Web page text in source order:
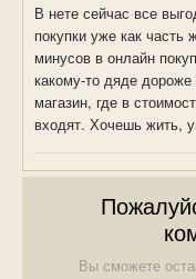
В нете сейчас все
покупки уже как
минусов в онлайн
какому-то дяде
магазин, где в
входят. Хочешь жить,
Вы сможете